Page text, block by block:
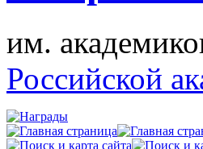
им.
Российской